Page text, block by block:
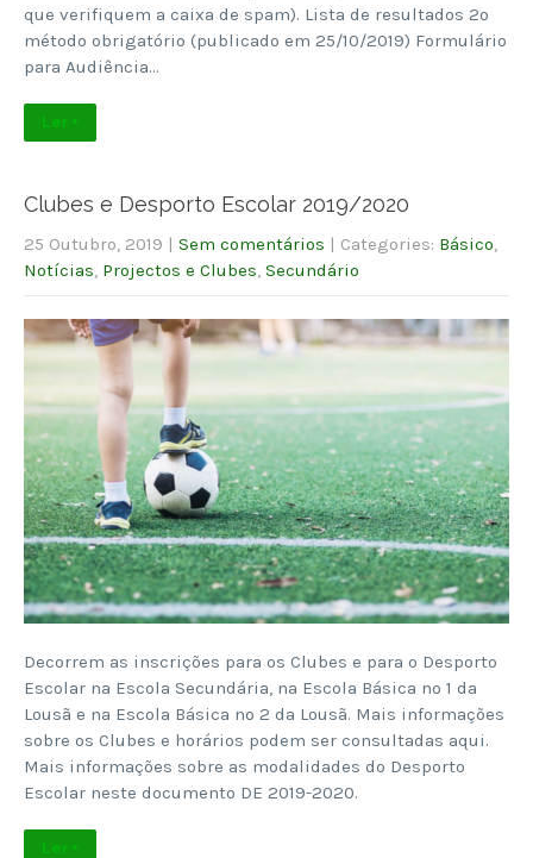
que verifiquem a caixa de spam). Lista de resultados 2º
método obrigatório (publicado em 25/10/2019) Formulário
para Audiência…
Ler +
Clubes e Desporto Escolar 2019/2020
25 Outubro, 2019 | Sem comentários | Categories: Básico
Notícias Projectos e Clubes Secundário
Decorrem as inscrições para os Clubes e para o Desporto
Escolar na Escola Secundária, na Escola Básica nº 1 da
Lousã e na Escola Básica nº 2 da Lousã. Mais informações
sobre os Clubes e horários podem ser consultadas aqui.
Mais informações sobre as modalidades do Desporto
Escolar neste documento DE 2019-2020.
Ler +